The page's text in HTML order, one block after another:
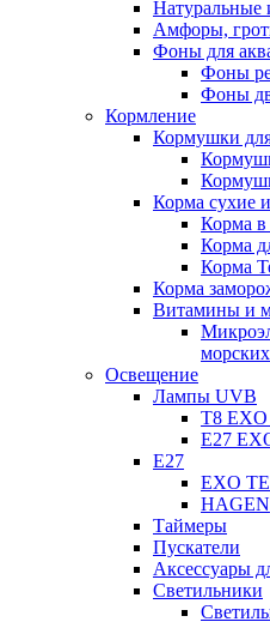
Натуральные
Амфоры,
Фоны для
Фоны
Фоны
Кормление
Кормушки
Корма сухие
Корма в
Корма
Корма
Корма
Витамины и
Освещение
Лампы UVB
Т8
Е27
Е27
EXO
HAGEN
Таймеры
Пускатели
Аксессуары
Светильники